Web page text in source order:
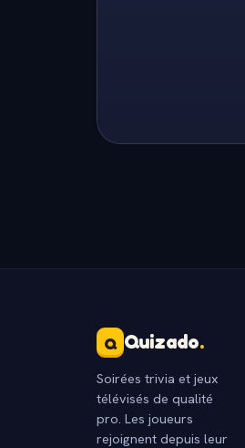
Q Quizado.
Soirées trivia et jeux
télévisés de qualité
pro. Les joueurs
rejoignent depuis leur